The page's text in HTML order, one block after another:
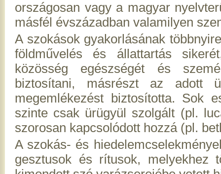
országosan vagy a magyar
másfél évszázadban valamilyen
A szokások gyakorlásának
földművelés és állattartás
közösség egészségét és
biztosítani, másrészt az adott
megemlékezést biztosította. Sok
szinte csak ürügyül szolgált (pl.
szorosan kapcsolódott hozzá (pl.
A szokás- és
gesztusok és rítusok, melyekhez